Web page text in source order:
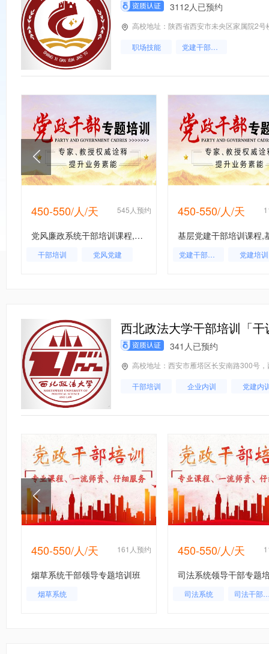
3112人已预约
高校地址：陕西省西安市未央区家属院2号
职场技能 党建干部培训
450-550/人/天 545人预约
党风廉政系统干部培训课程,党风廉政系统干部培训,党风廉政系统工作人员培训
干部培训 党风党建
450-550/人/天
党建干部培训
党建培训
西北政法大学干部培训「干
341人已预约
高校地址：西安市雁塔区长安南路300号
干部培训 企业内训 党建内
450-550/人/天 161人预约
烟草系统干部领导专题培训班
烟草系统
450-550/人/天
司法系统领导干部专题
司法系统
司法干